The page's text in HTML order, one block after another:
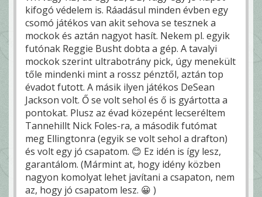
kifogó védelem is. Ráadásul minden évben egy
csomó játékos van akit sehova se tesznek a
mockok és aztán nagyot hasít. Nekem pl. egyik
futónak Reggie Busht dobta a gép. A tavalyi
mockok szerint ultrabotrány pick, úgy menekült
tőle mindenki mint a rossz pénztől, aztán top
évadot futott. A másik ilyen játékos DeSean
Jackson volt. Ő se volt sehol és ő is gyártotta a
pontokat. Plusz az évad közepént lecseréltem
Tannehillt Nick Foles-ra, a második futómat
meg Ellingtonra (egyik se volt sehol a drafton)
és volt egy jó csapatom. 😊 Ez idén is így lesz,
garantálom. (Mármint at, hogy idény közben
nagyon komolyat lehet javítani a csapaton, nem
az, hogy jó csapatom lesz. 😀 )